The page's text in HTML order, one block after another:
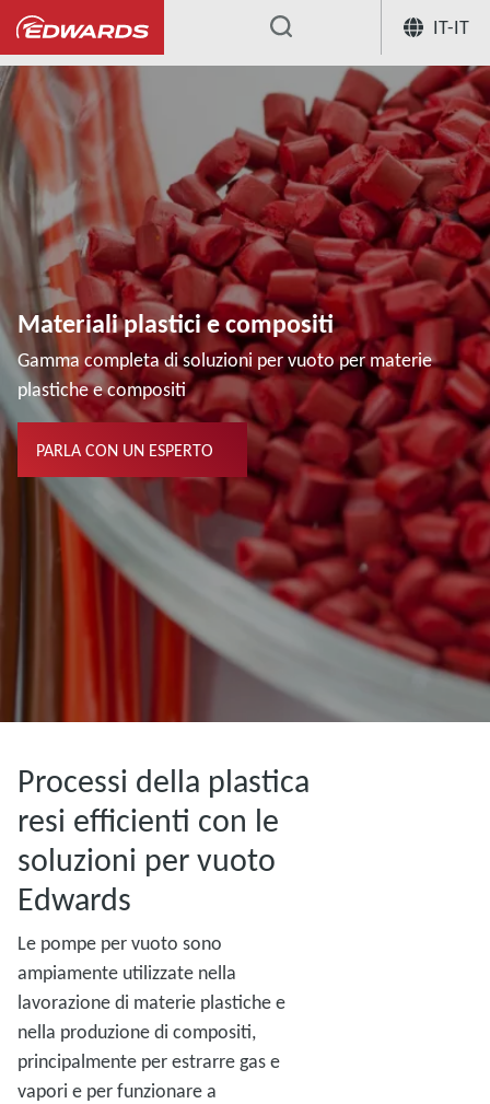
IT-IT
...
Materiali plastici e compositi
Gamma completa di soluzioni per vuoto per materie
plastiche e compositi
PARLA CON UN ESPERTO
Processi della plastica
resi efficienti con le
soluzioni per vuoto
Edwards
Le pompe per vuoto sono
ampiamente utilizzate nella
lavorazione di materie plastiche e
nella produzione di compositi,
principalmente per estrarre gas e
vapori e per funzionare a